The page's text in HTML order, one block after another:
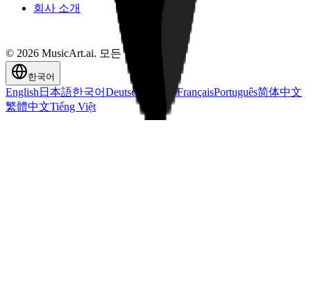
회사 소개
© 2026 MusicArt.ai. 모든 권리 보유.
한국어
English 日本語한국어Deutsch EspañolFrançaisPortuguês简体中文
繁體中文Tiếng Việt